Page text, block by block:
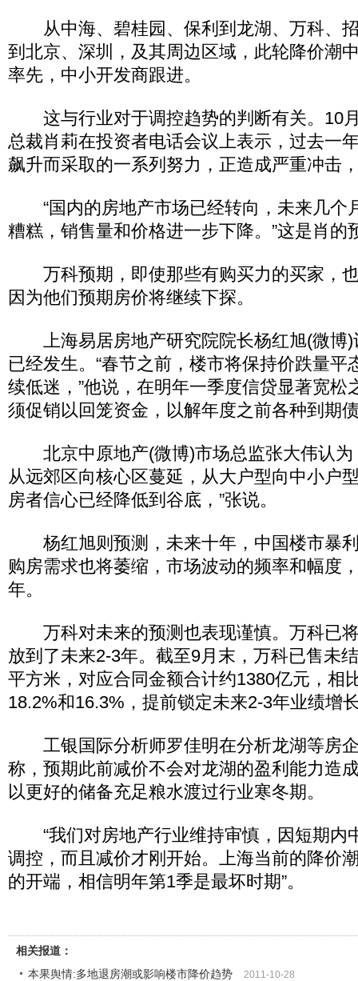
从中海、碧桂园、保利到龙湖、万科、
到北京、深圳，及其周边区域，此轮降价潮
率先，中小开发商跟进。
这与行业对于调控趋势的判断有关。10
总裁肖莉在投资者电话会议上表示，过去一
飙升而采取的一系列努力，正造成严重冲击
“国内的房地产市场已经转向，未来几个
糟糕，销售量和价格进一步下降。”这是肖的
万科预期，即使那些有购买力的买家，
因为他们预期房价将继续下探。
上海易居房地产研究院院长杨红旭(微博)
已经发生。“春节之前，楼市将保持价跌量平
续低迷，”他说，在明年一季度信贷显著宽松
须促销以回笼资金，以解年度之前各种到期
北京中原地产(微博)市场总监张大伟认为
从远郊区向核心区蔓延，从大户型向中小户
房者信心已经降低到谷底，”张说。
杨红旭则预测，未来十年，中国楼市暴
购房需求也将萎缩，市场波动的频率和幅度
年。
万科对未来的预测也表现谨慎。万科已
放到了未来2-3年。截至9月末，万科已售未
平方米，对应合同金额合计约1380亿元，相
18.2%和16.3%，提前锁定未来2-3年业绩增
工银国际分析师罗佳明在分析龙湖等房
称，预期此前减价不会对龙湖的盈利能力造
以更好的储备充足粮水渡过行业寒冬期。
“我们对房地产行业维持审慎，因短期内
调控，而且减价才刚开始。上海当前的降价
的开端，相信明年第1季是最坏时期”。
相关报道：
本果舆情:多地退房潮或影响楼市降价趋势
2011-10-28